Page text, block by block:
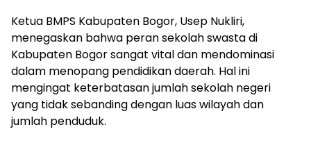
Ketua BMPS Kabupaten Bogor, Usep Nukliri,
menegaskan bahwa peran sekolah swasta di
Kabupaten Bogor sangat vital dan mendominasi
dalam menopang pendidikan daerah. Hal ini
mengingat keterbatasan jumlah sekolah negeri
yang tidak sebanding dengan luas wilayah dan
jumlah penduduk.